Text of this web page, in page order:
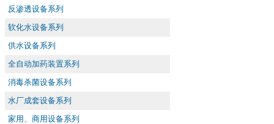
反渗透设备系列
软化水设备系列
供水设备系列
全自动加药装置系列
消毒杀菌设备系列
水厂成套设备系列
家用、商用设备系列